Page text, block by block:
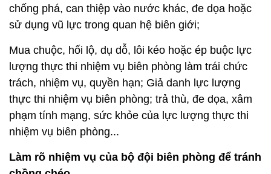
chống phá, can thiệp vào nước khác, đe dọa hoặc
sử dụng vũ lực trong quan hệ biên giới;
Mua chuộc, hối lộ, dụ dỗ, lôi kéo hoặc ép buộc lực
lượng thực thi nhiệm vụ biên phòng làm trái chức
trách, nhiệm vụ, quyền hạn; Giả danh lực lượng
thực thi nhiệm vụ biên phòng; trả thù, đe dọa, xâm
phạm tính mạng, sức khỏe của lực lượng thực thi
nhiệm vụ biên phòng...
Làm rõ nhiệm vụ của bộ đội biên phòng để tránh